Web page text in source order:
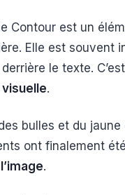
Contour est un
Elle est souvent
le texte.
.
bulles et du
ont finalement été
.